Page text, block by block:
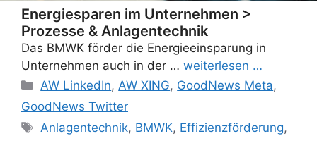
Energiesparen im Unternehmen >
Prozesse & Anlagentechnik
Das BMWK förder die Energieeinsparung in
Unternehmen auch in der … weiterlesen …
Categories
AW LinkedIn,AW XING, GoodNews Meta,
GoodNews Twitter
Tags
Anlagentechnik, BMWK, Effizienzförderung,